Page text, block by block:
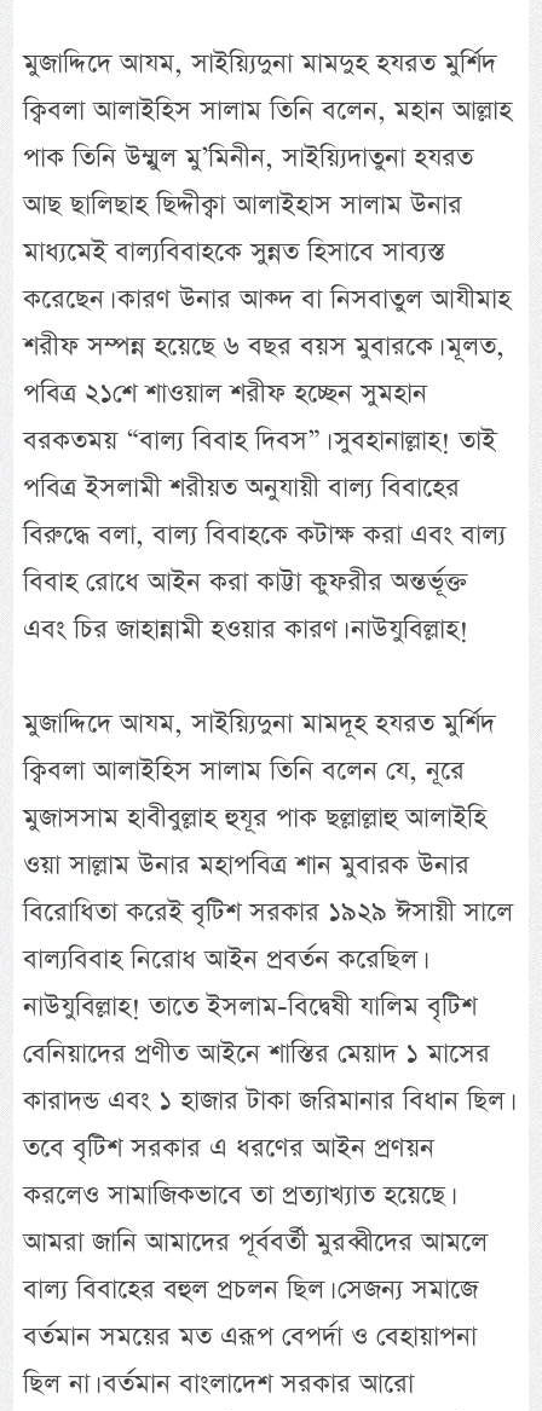
মুজাদ্দিদে আযম, সাইয়্যিদুনা মামদুহ হযরত মুর্শিদ
ক্বিবলা আলাইহিস সালাম তিনি বলেন, মহান আল্লাহ
পাক তিনি উম্মুল মু’মিনীন, সাইয়্যিদাতুনা হযরত
আছ ছালিছাহ ছিদ্দীক্বা আলাইহাস সালাম উনার
মাধ্যমেই বাল্যবিবাহকে সুন্নত হিসাবে সাব্যস্ত
করেছেন। কারণ উনার আক্দ বা নিসবাতুল আযীমাহ
শরীফ সম্পন্ন হয়েছে ৬ বছর বয়স মুবারকে। মূলত,
পবিত্র ২১শে শাওয়াল শরীফ হচ্ছেন সুমহান
বরকতময় “বাল্য বিবাহ দিবস”। সুবহানাল্লাহ! তাই
পবিত্র ইসলামী শরীয়ত অনুযায়ী বাল্য বিবাহের
বিরুদ্ধে বলা, বাল্য বিবাহকে কটাক্ষ করা এবং বাল্য
বিবাহ রোধে আইন করা কাট্টা কুফরীর অন্তর্ভূক্ত
এবং চির জাহান্নামী হওয়ার কারণ। নাউযুবিল্লাহ!
মুজাদ্দিদে আযম, সাইয়্যিদুনা মামদূহ হযরত মুর্শিদ
ক্বিবলা আলাইহিস সালাম তিনি বলেন যে, নূরে
মুজাসসাম হাবীবুল্লাহ হুযূর পাক ছল্লাল্লাহু আলাইহি
ওয়া সাল্লাম উনার মহাপবিত্র শান মুবারক উনার
বিরোধিতা করেই বৃটিশ সরকার ১৯২৯ ঈসায়ী সালে
বাল্যবিবাহ নিরোধ আইন প্রবর্তন করেছিল।
নাউযুবিল্লাহ! তাতে ইসলাম-বিদ্বেষী যালিম বৃটিশ
বেনিয়াদের প্রণীত আইনে শাস্তির মেয়াদ ১ মাসের
কারাদন্ড এবং ১ হাজার টাকা জরিমানার বিধান ছিল।
তবে বৃটিশ সরকার এ ধরণের আইন প্রণয়ন
করলেও সামাজিকভাবে তা প্রত্যাখ্যাত হয়েছে।
আমরা জানি আমাদের পূর্ববর্তী মুরব্বীদের আমলে
বাল্য বিবাহের বহুল প্রচলন ছিল। সেজন্য সমাজে
বর্তমান সময়ের মত এরূপ বেপর্দা ও বেহায়াপনা
ছিল না। বর্তমান বাংলাদেশ সরকার আরো